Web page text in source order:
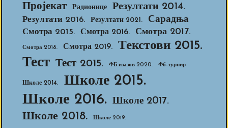
Пројекат Радионице Резултати 2014.
Резултати 2016. Резултати 2021. Сарадња
Смотра 2015. Смотра 2016. Смотра 2017.
Смотра 2018. Смотра 2019. Текстови 2015.
Тест Тест 2015. ФБ изазов 2020. Фб-турнир
Школе 2014.
Школе 2015.
Школе 2016. Школе 2017.
Школе 2018. Школе 2019.